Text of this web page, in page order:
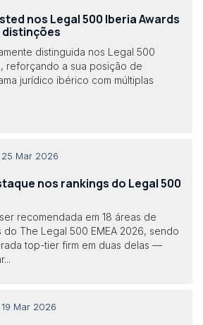
nos Legal 500 Iberia Awards
distinções
distinguida nos Legal 500
reforçando a sua posição de
jurídico ibérico com múltiplas
25 Mar 2026
nos rankings do Legal 500
recomendada em 18 áreas de
do The Legal 500 EMEA 2026, sendo
top-tier firm em duas delas —
19 Mar 2026